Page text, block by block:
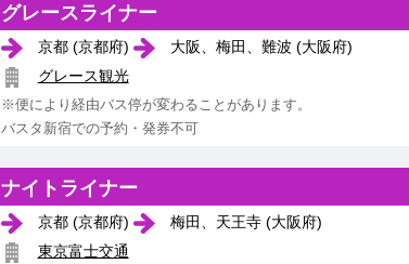
グレースライナー
京都 (京都府)
大阪、梅田、難波 (大阪府)
グレース観光
※便により経由バス停が変わることがあります。
バスタ新宿での予約・発券不可
ナイトライナー
京都 (京都府)
梅田、天王寺 (大阪府)
東京富士交通